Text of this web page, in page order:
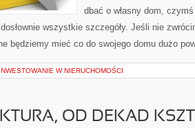
dbać o własny dom,
wszystkie szczegóły. Jeśli nie
będziemy mieć co do swojego domu dużo
INWESTOWANIE W NIERUCHOMOŚCI
OD DEKAD